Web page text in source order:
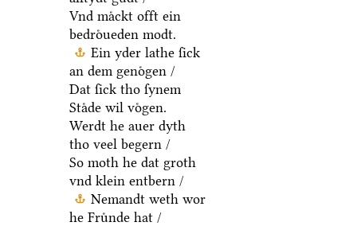
Vnd maͤckt offt ein
bedroͤueden modt.
Ein yder lathe ſick
an dem genoͤgen /
Dat ſick tho ſynem
Staͤde wil voͤgen.
Werdt he auer dyth
tho veel begern /
So moth he dat groth
vnd klein entbern /
Nemandt weth wor
he Fruͤnde hat /